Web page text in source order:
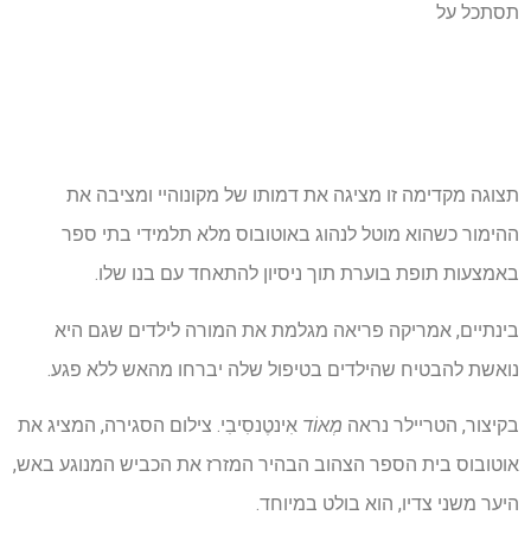
תסתכל על
תצוגה מקדימה זו מציגה את דמותו של מקונוהיי ומציבה את
ההימור כשהוא מוטל לנהוג באוטובוס מלא תלמידי בתי ספר
באמצעות תופת בוערת תוך ניסיון להתאחד עם בנו שלו.
בינתיים, אמריקה פריאה מגלמת את המורה לילדים שגם היא
נואשת להבטיח שהילדים בטיפול שלה יברחו מהאש ללא פגע.
בקיצור, הטריילר נראה מְאוֹד אִינטֶנסִיבִי. צילום הסגירה, המציג את
אוטובוס בית הספר הצהוב הבהיר המזרז את הכביש המנוגע באש,
היער משני צדיו, הוא בולט במיוחד.